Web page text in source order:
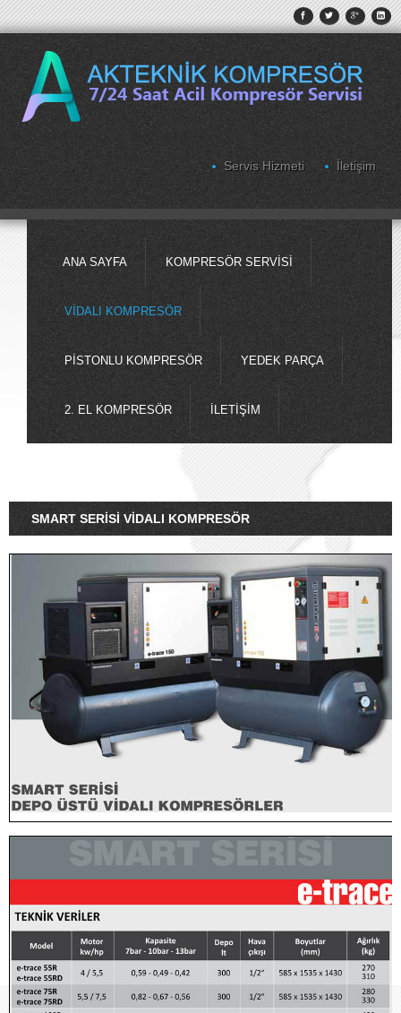
İletişim
Servis Hizmeti
ANA SAYFA KOMPRESÖR SERVISI
VIDALI KOMPRESÖR
PISTONLU KOMPRESÖR YEDEK PARÇA
2. EL KOMPRESÖR İLETIŞIM
SMART SERISI VIDALI KOMPRESÖR